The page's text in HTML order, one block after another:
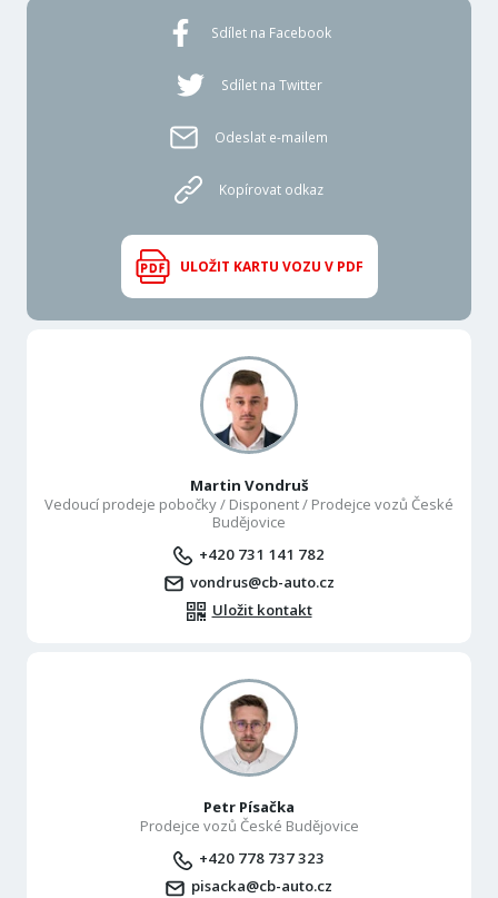
Sdílet na Facebook
Sdílet na Twitter
Odeslat e-mailem
Kopírovat odkaz
ULOŽIT KARTU VOZU V PDF
Martin Vondruš
Vedoucí prodeje pobočky / Disponent / Prodejce vozů České
Budějovice
+420 731 141 782
vondrus@cb-auto.cz
Uložit kontakt
Petr Písačka
Prodejce vozů České Budějovice
+420 778 737 323
pisacka@cb-auto.cz